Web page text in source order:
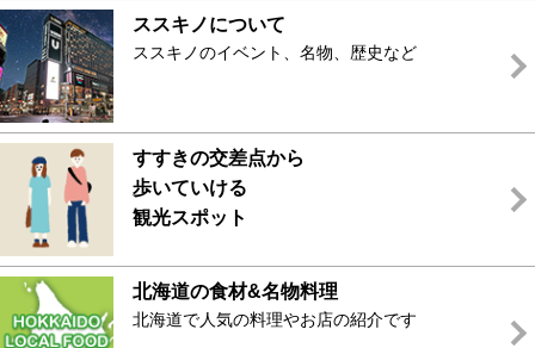
ススキノについて
ススキノのイベント、名物、歴史など
すすきの交差点から
歩いていける
観光スポット
北海道の食材&名物料理
北海道で人気の料理やお店の紹介です